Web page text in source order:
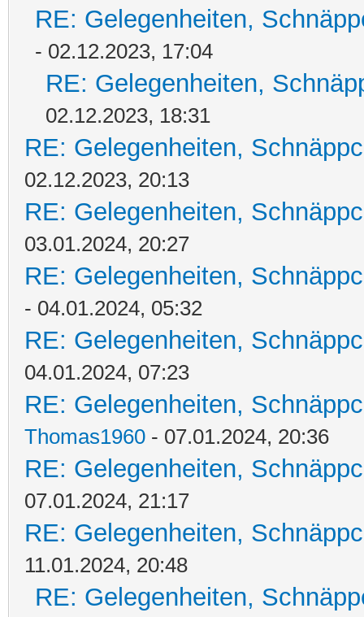
RE: Gelegenheiten,
- 02.12.2023, 17:04
RE: Gelegenheiten,
02.12.2023, 18:31
RE: Gelegenheiten,
02.12.2023, 20:13
RE: Gelegenheiten,
03.01.2024, 20:27
RE: Gelegenheiten,
- 04.01.2024, 05:32
RE: Gelegenheiten,
04.01.2024, 07:23
RE: Gelegenheiten,
Thomas1960 - 07.01.2024, 20:36
RE: Gelegenheiten,
07.01.2024, 21:17
RE: Gelegenheiten,
11.01.2024, 20:48
RE: Gelegenheiten,